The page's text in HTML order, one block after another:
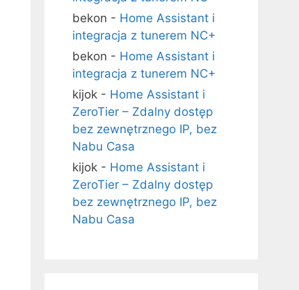
bekon - Home Assistant i
integracja z tunerem NC+
bekon - Home Assistant i
integracja z tunerem NC+
kijok - Home Assistant i
ZeroTier – Zdalny dostęp
bez zewnętrznego IP, bez
Nabu Casa
kijok - Home Assistant i
ZeroTier – Zdalny dostęp
bez zewnętrznego IP, bez
Nabu Casa